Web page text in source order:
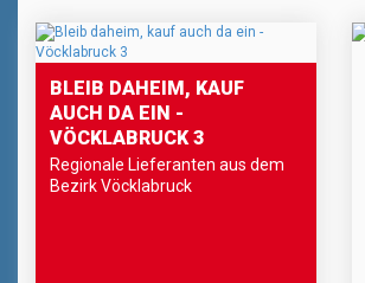
BLEIB DAHEIM, KAUF
AUCH DA EIN -
VÖCKLABRUCK 3
Regionale Lieferanten aus dem
Bezirk Vöcklabruck